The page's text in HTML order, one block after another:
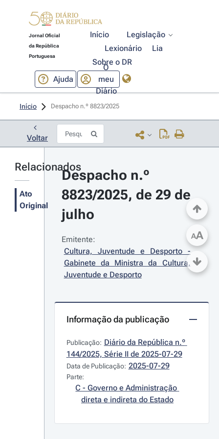
Jornal Oficial
da República
Portuguesa
Início
Legislação
Lexionário
Lia
Sobre o DR
Ajuda
O
meu
Diário
Início Despacho n.º 8823/2025
Voltar
Relacionados
Ato
Original
Despacho n.º
8823/2025, de 29 de
julho
Emitente:
Cultura, Juventude e Desporto -
Gabinete da Ministra da Cultura,
Juventude e Desporto
Informação da publicação
Publicação: Diário da República n.º
144/2025, Série II de 2025-07-29
Data de Publicação: 2025-07-29
Parte:
C - Governo e Administração
direta e indireta do Estado
AA